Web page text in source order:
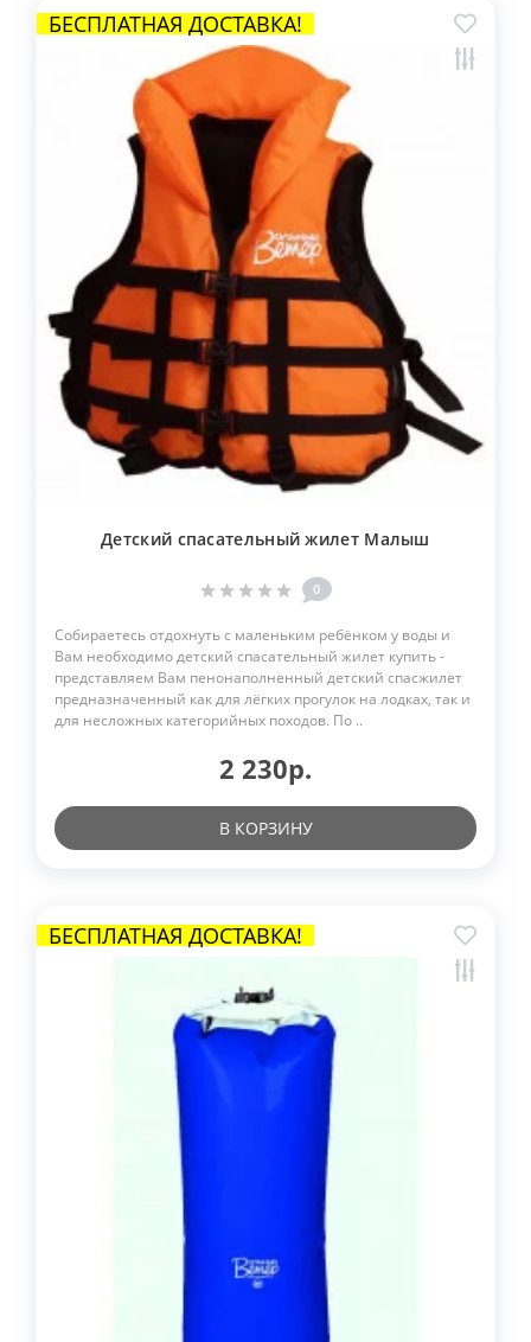
БЕСПЛАТНАЯ ДОСТАВКА!
Детский спасательный жилет Малыш
0
Собираетесь отдохнуть с маленьким ребёнком у воды и
Вам необходимо детский спасательный жилет купить -
представляем Вам пенонаполненный детский спасжилет
предназначенный как для лёгких прогулок на лодках, так и
для несложных категорийных походов. По ..
2 230р.
В КОРЗИНУ
БЕСПЛАТНАЯ ДОСТАВКА!